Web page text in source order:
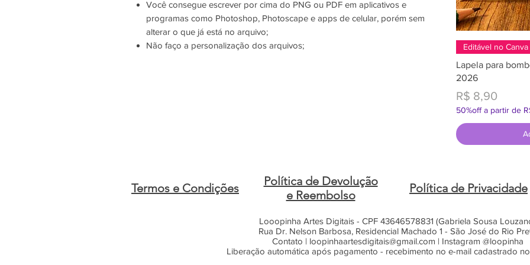
Você consegue escrever por cima do PNG ou PDF em aplicativos e
programas como Photoshop, Photoscape e apps de celular, porém sem
alterar o que já está no arquivo;
Não faço a personalização dos arquivos;
Editável no Canva
Lapela para
2026
Preço
R$ 8,90
50%off a partir de
Termos e Condições
Política de Devolução
e Reembolso
Política de Privacidade
Looopinha Artes Digitais - CPF 43646578831 (Gabriela Sousa
Rua Dr. Nelson Barbosa, Residencial Machado 1 - São José do Rio
Contato | loopinhaartesdigitais@gmail.com | Instagram @loopinha
Liberação automática após pagamento - recebimento no e-mail cadastrado